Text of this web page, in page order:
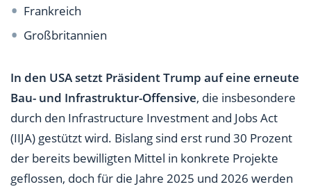
Frankreich
Großbritannien
In den USA setzt Präsident Trump auf eine erneute
Bau- und Infrastruktur-Offensive, die insbesondere
durch den Infrastructure Investment and Jobs Act
(IIJA) gestützt wird. Bislang sind erst rund 30 Prozent
der bereits bewilligten Mittel in konkrete Projekte
geflossen, doch für die Jahre 2025 und 2026 werden